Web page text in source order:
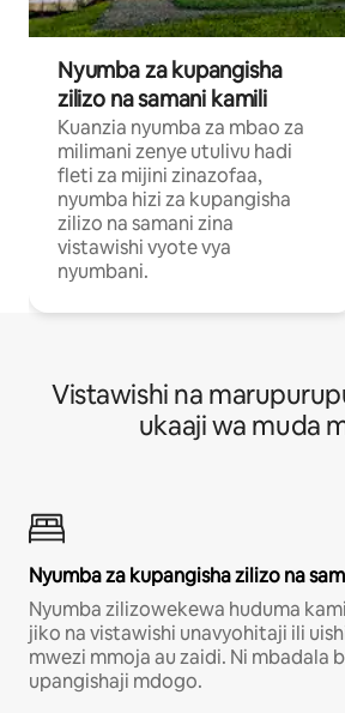
Nyumba za kupangisha
zilizo na samani kamili
Kuanzia nyumba za mbao za
milimani zenye utulivu hadi
fleti za mijini zinazofaa,
nyumba hizi za kupangisha
zilizo na samani zina
vistawishi vyote vya
nyumbani.
Vistawishi na
ukaaji wa muda
Nyumba za kupangisha zilizo na
Nyumba zilizowekewa huduma
jiko na vistawishi unavyohitaji ili
mwezi mmoja au zaidi. Ni mbadala
upangishaji mdogo.